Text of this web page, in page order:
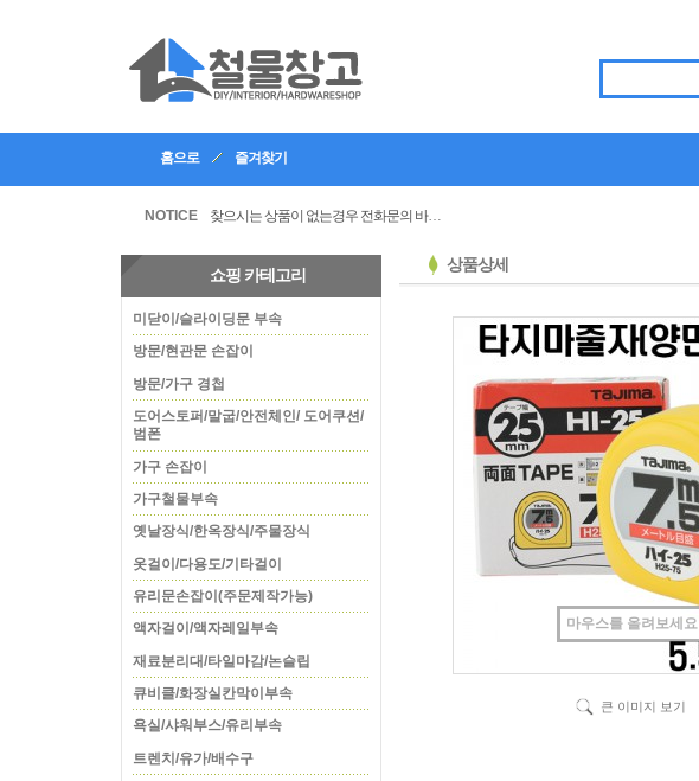
홈으로 즐겨찾기
NOTICE
찾으시는 상품이 없는경우 전화문의 바랍니다
쇼핑 카테고리
미닫이/슬라이딩문 부속
방문/현관문 손잡이
방문/가구 경첩
도어스토퍼/말굽/안전체인/ 도어쿠션/
범폰
가구 손잡이
가구철물부속
옛날장식/한옥장식/주물장식
옷걸이/다용도/기타걸이
유리문손잡이(주문제작가능)
액자걸이/액자레일부속
재료분리대/타일마감/논슬립
큐비클/화장실칸막이부속
욕실/샤워부스/유리부속
트렌치/유가/배수구
상품상세
마우스를 올려보세요
큰 이미지 보기